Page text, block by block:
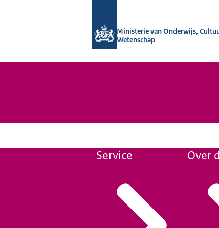
Ministerie van Onderwijs,
Wetenschap
Service Over